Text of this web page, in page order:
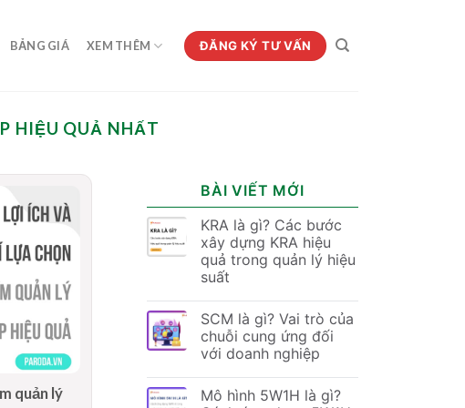
BẢNG GIÁ XEM THÊM ĐĂNG KÝ TƯ VẤN
HIỆU QUẢ NHẤT
quản lý
BÀI VIẾT MỚI
KRA là gì? Các bước
xây dựng KRA hiệu
quả trong quản lý hiệu
suất
SCM là gì? Vai trò của
chuỗi cung ứng đối
với doanh nghiệp
Mô hình 5W1H là gì?